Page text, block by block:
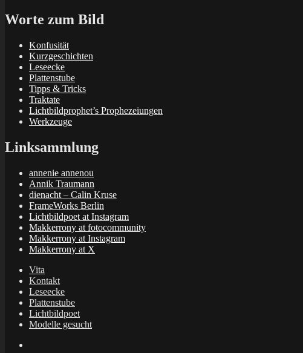
Worte zum Bild
Konfusität
Kurzgeschichten
Leseecke
Plattenstube
Tipps & Tricks
Traktate
Lichtbildprophet’s Prophezeiungen
Werkzeuge
Linksammlung
annenie annenou
Annik Traumann
dienacht – Calin Kruse
FrameWorks Berlin
Lichtbildpoet at Instagram
Makkerrony at fotocommunity
Makkerrony at Instagram
Makkerrony at X
Vita
Kontakt
Leseecke
Plattenstube
Lichtbildpoet
Modelle gesucht